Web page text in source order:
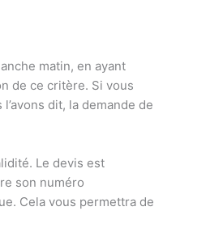
matin, en ayant
de ce critère. Si vous
dit, la demande de
Le devis est
son numéro
Cela vous permettra de